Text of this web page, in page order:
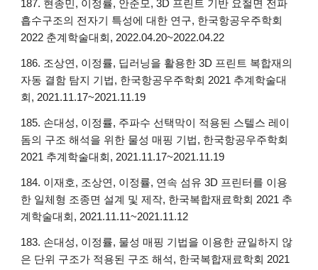
187. 현종민, 이정률, 안준모, 3D 프린트 기반 요철면 전파
흡수구조의 전자기 특성에 대한 연구, 한국항공우주학회
2022 춘계학술대회, 2022.04.20~2022.04.22
186. 조상연, 이정률, 딥러닝을 활용한 3D 프린트 복합재의
자동 결함 탐지 기법, 한국항공우주학회 2021 추계학술대
회, 2021.11.17~2021.11.19
185. 손대성, 이정률, 주파수 선택막이 적용된 스텔스 레이
돔의 구조 해석을 위한 물성 매핑 기법, 한국항공우주학회
2021 추계학술대회, 2021.11.17~2021.11.19
184. 이재호, 조상연, 이정률, 연속 섬유 3D 프린터를 이용
한 일체형 조종면 설계 및 제작, 한국복합재료학회 2021 추
계학술대회, 2021.11.11~2021.11.12
183. 손대성, 이정률, 물성 매핑 기법을 이용한 균일하지 않
은 단위 구조가 적용된 구조 해석, 한국복합재료학회 2021